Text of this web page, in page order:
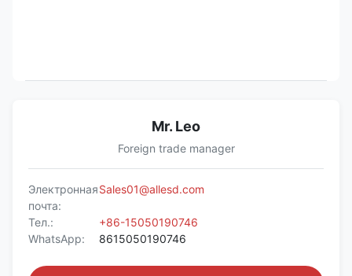
Mr. Leo
Foreign trade manager
Электронная
почта:
Sales01@allesd.com
Тел.:
+86-15050190746
WhatsApp:
8615050190746